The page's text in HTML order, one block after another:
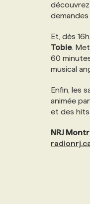
demandes
Et, dès
Tobie.
60
musical
Enfin, les
animée par
et des hits
NRJ